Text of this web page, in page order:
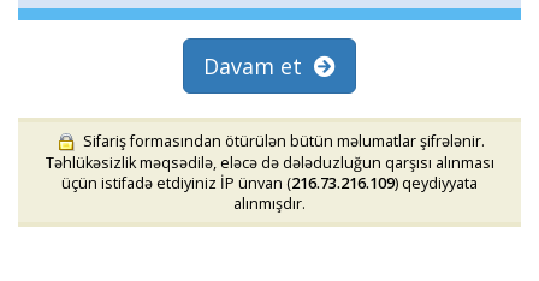
Davam et
Sifariş formasından ötürülən bütün məlumatlar şifrələnir.
Təhlükəsizlik məqsədilə, eləcə də dələduzluğun qarşısı alınması
üçün istifadə etdiyiniz İP ünvan (216.73.216.109) qeydiyyata
alınmışdır.